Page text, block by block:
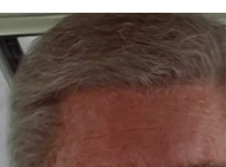
de The Boys. Um dos elementos que
trouxeram para esses primeiros episódios é
como todos sempre...